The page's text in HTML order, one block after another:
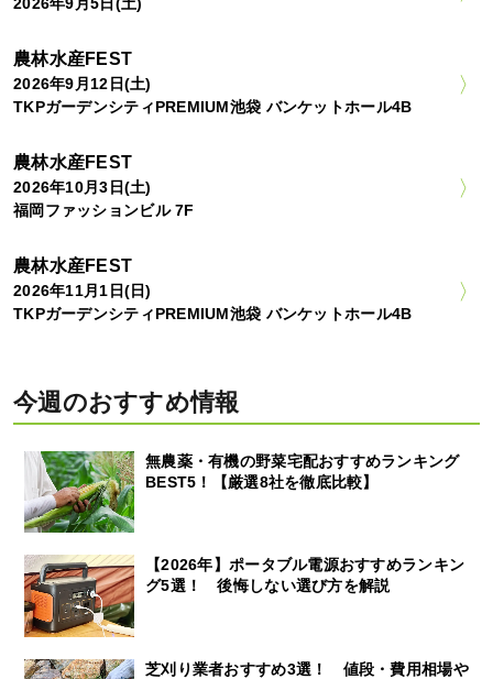
農林水産FEST
2026年9月12日(土)
TKPガーデンシティPREMIUM池袋 バンケットホール4B
農林水産FEST
2026年10月3日(土)
福岡ファッションビル 7F
農林水産FEST
2026年11月1日(日)
TKPガーデンシティPREMIUM池袋 バンケットホール4B
今週のおすすめ情報
無農薬・有機の野菜宅配おすすめランキング
BEST5！【厳選8社を徹底比較】
【2026年】ポータブル電源おすすめランキン
グ5選！ 後悔しない選び方を解説
芝刈り業者おすすめ3選！ 値段・費用相場や